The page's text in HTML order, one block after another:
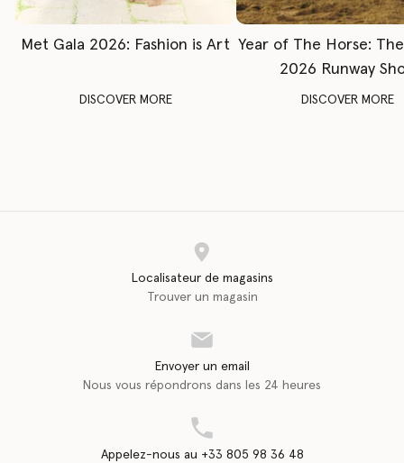
Met Gala 2026: Fashion is Art
DISCOVER MORE
Year of The Horse:
2026 Runway
DISCOVER MORE
Localisateur de magasins
Trouver un magasin
Envoyer un email
Nous vous répondrons dans les 24 heures
Appelez-nous au +33 805 98 36 48